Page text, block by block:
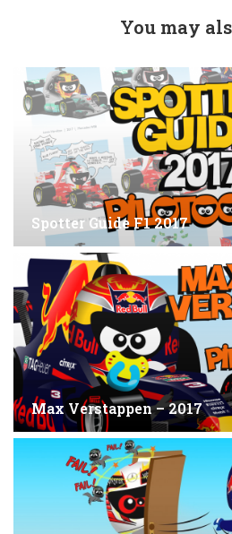
You may
Spotter Guide F1 2017
Max Verstappen – 2017